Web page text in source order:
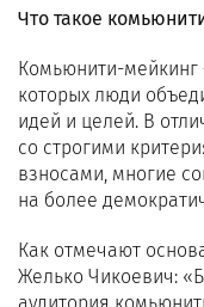
Что такое
Комьюнити-мейкинг
которых люди
идей и целей. В
со строгими
взносами, многие
на более
Как отмечают
Желько Чикоевич: